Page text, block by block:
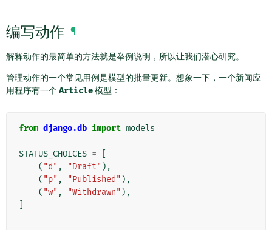
编写动作 ¶
解释动作的最简单的方法就是举例说明，所以让我们潜心研究。
管理动作的一个常见用例是模型的批量更新。想象一下，一个新闻应
用程序有一个Article模型：
from django.db import models
STATUS_CHOICES =
( "d" , "Draft" ),
( "p" , "Published" ),
( "w" , "Withdrawn" ),